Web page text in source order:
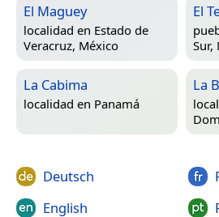
El Maguey
localidad en Estado de
Veracruz, México
El
Sur,
La Cabima
localidad en Panamá
La
Deutsch
English